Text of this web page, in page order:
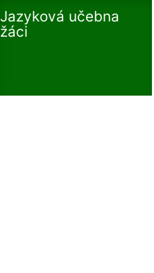
Jazyková učebna
žáci